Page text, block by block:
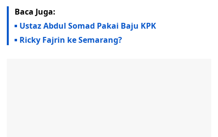
Baca Juga:
Ustaz Abdul Somad Pakai Baju KPK
Ricky Fajrin ke Semarang?